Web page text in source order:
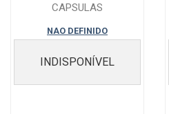
CAPSULAS
NAO DEFINIDO
INDISPONÍVEL